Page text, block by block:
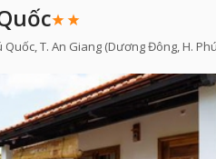
T. An Giang (Dương Đông, H.